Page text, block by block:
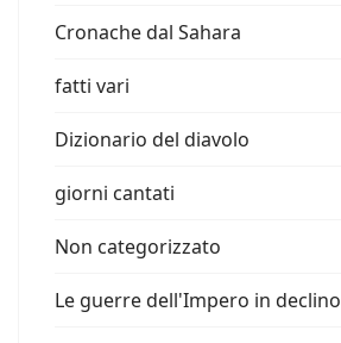
Cronache dal Sahara
fatti vari
Dizionario del diavolo
giorni cantati
Non categorizzato
Le guerre dell'Impero in declino